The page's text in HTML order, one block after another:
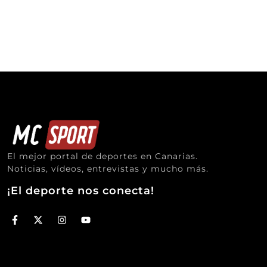
El mejor portal de deportes en Canarias.
Noticias, vídeos, entrevistas y mucho más.
¡El deporte nos conecta!